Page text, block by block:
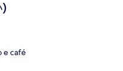
)
e café